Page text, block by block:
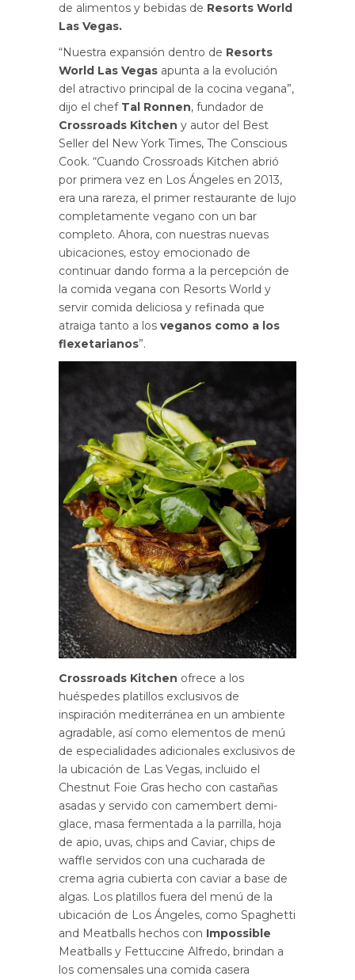
de alimentos y bebidas de Resorts World
Las Vegas.
“Nuestra expansión dentro de Resorts
World Las Vegas apunta a la evolución
del atractivo principal de la cocina vegana”,
dijo el chef Tal Ronnen, fundador de
Crossroads Kitchen y autor del Best
Seller del New York Times, The Conscious
Cook. “Cuando Crossroads Kitchen abrió
por primera vez en Los Ángeles en 2013,
era una rareza, el primer restaurante de lujo
completamente vegano con un bar
completo. Ahora, con nuestras nuevas
ubicaciones, estoy emocionado de
continuar dando forma a la percepción de
la comida vegana con Resorts World y
servir comida deliciosa y refinada que
atraiga tanto a los veganos como a los
flexetarianos”.
Crossroads Kitchen ofrece a los
huéspedes platillos exclusivos de
inspiración mediterránea en un ambiente
agradable, así como elementos de menú
de especialidades adicionales exclusivos de
la ubicación de Las Vegas, incluido el
Chestnut Foie Gras hecho con castañas
asadas y servido con camembert demi-
glace, masa fermentada a la parrilla, hoja
de apio, uvas, chips and Caviar, chips de
waffle servidos con una cucharada de
crema agria cubierta con caviar a base de
algas. Los platillos fuera del menú de la
ubicación de Los Ángeles, como Spaghetti
and Meatballs hechos con Impossible
Meatballs y Fettuccine Alfredo, brindan a
los comensales una comida casera